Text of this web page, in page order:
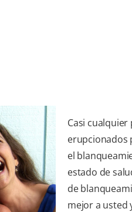
Casi
erupcionados
el
estado de
de
mejor a usted